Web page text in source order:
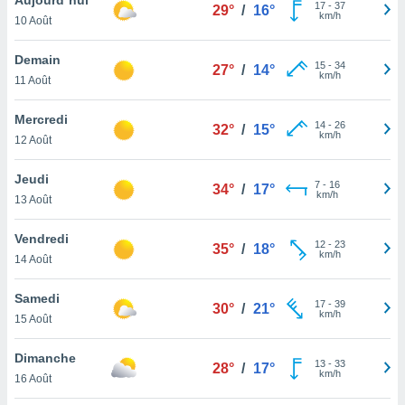
et
»,
au
vous
qu'ils
ou
le
ainsi
un
la
du
10 Août
29° / 16° 17- 37
km/h
Demain
11 Août
27° / 14° 15- 34
km/h
Mercredi
12 Août
32° / 15° 14- 26
km/h
Jeudi
13 Août
34° / 17° 7- 16
km/h
Vendredi
14 Août
35° / 18° 12- 23
km/h
Samedi
15 Août
30° / 21° 17- 39
km/h
Dimanche
16 Août
28° / 17° 13- 33
km/h